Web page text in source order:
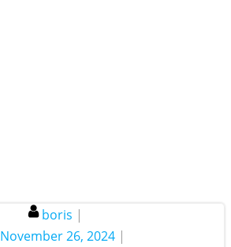
boris |
November 26, 2024 |